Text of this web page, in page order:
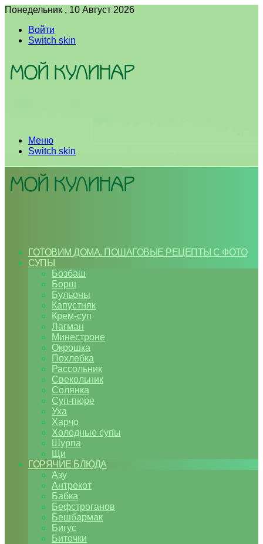
Понедельник , 10 Август 2026
Войти
Switch skin
Меню
Switch skin
ГОТОВИМ ДОМА. ПОШАГОВЫЕ РЕЦЕПТЫ С ФОТО
СУПЫ
Бозбаш
Борщ
Бульоны
Капустняк
Крем-суп
Лагман
Минестроне
Окрошка
Похлебка
Рассольник
Свекольник
Солянка
Суп-пюре
Уха
Харчо
Холодные супы
Шурпа
Щи
ГОРЯЧИЕ БЛЮДА
Азу
Антрекот
Бабка
Бефстроганов
Бешбармак
Бигус
Биточки